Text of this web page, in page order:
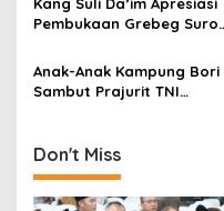
i
o
n
Kang ​Suli Da’im Apresiasi
Pembukaan Grebeg Suro
Alun-Alun Ponorogo
Anak-Anak Kampung Bori
Sambut Prajurit TNI
Don't Miss